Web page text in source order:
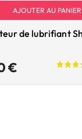
AJOUTER AU PANIER
de lubrifiant
€